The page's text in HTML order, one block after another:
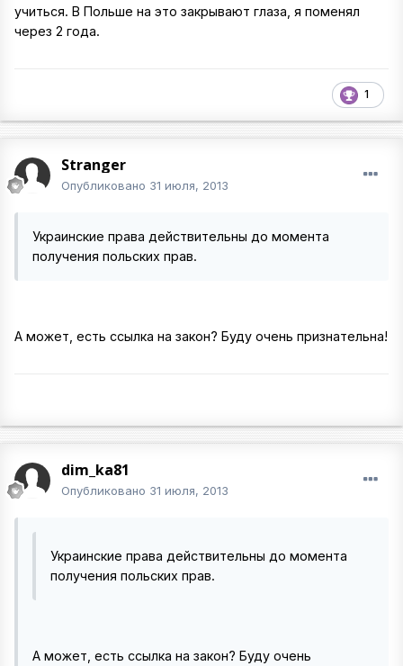
учиться. В Польше на это закрывают глаза, я поменял
через 2 года.
1
Stranger
Опубликовано 31 июля, 2013
Украинские права действительны до момента
получения польских прав.
А может, есть ссылка на закон? Буду очень признательна!
dim_ka81
Опубликовано 31 июля, 2013
Украинские права действительны до момента
получения польских прав.
А может, есть ссылка на закон? Буду очень